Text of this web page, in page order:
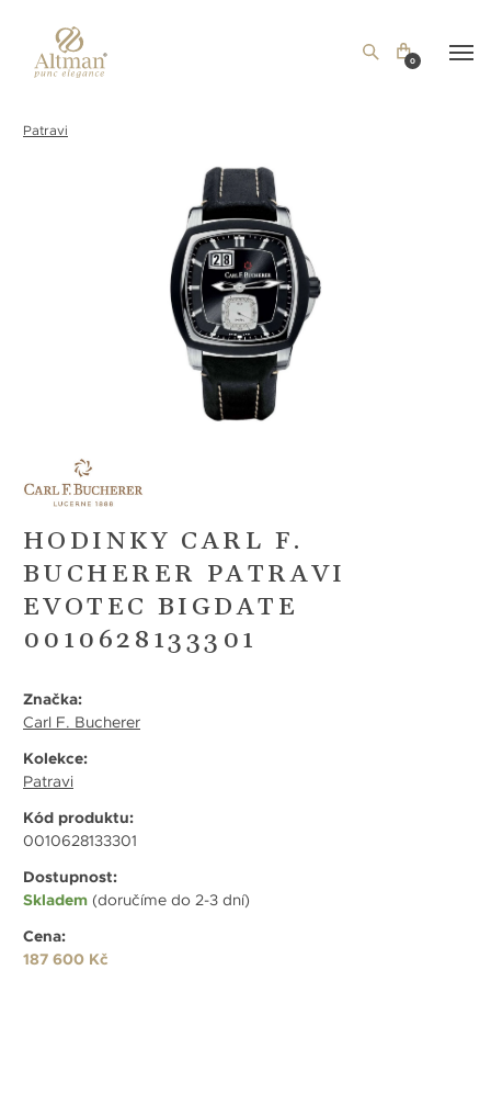
0
Patravi
HODINKY CARL F.
BUCHERER PATRAVI
EVOTEC BIGDATE
0010628133301
Značka:
Carl F. Bucherer
Kolekce:
Patravi
Kód produktu:
0010628133301
Dostupnost:
Skladem (doručíme do 2-3 dní)
Cena:
187 600 Kč